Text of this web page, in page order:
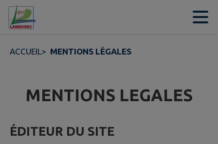
Contenu
ACCUEIL> MENTIONS LÉGALES
MENTIONS LEGALES
ÉDITEUR DU SITE